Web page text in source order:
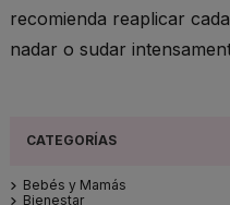
recomienda reaplicar
nadar o sudar
Bebés y Mamás
Bienestar